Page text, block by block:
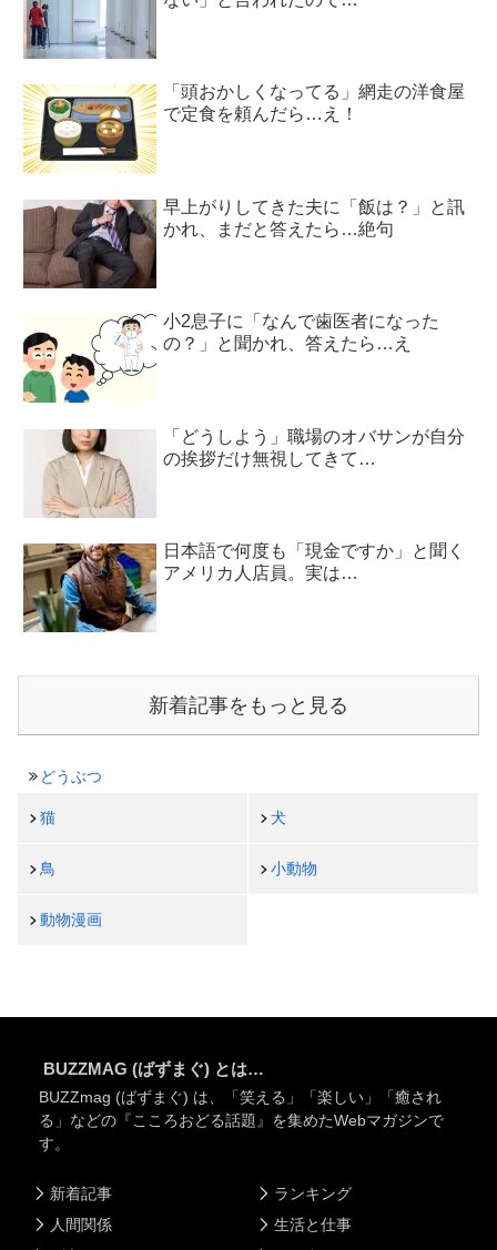
「頭おかしくなってる」網走の洋食屋
で定食を頼んだら…え！
早上がりしてきた夫に「飯は？」と訊
かれ、まだと答えたら…絶句
小2息子に「なんで歯医者になった
の？」と聞かれ、答えたら…え
「どうしよう」職場のオバサンが自分
の挨拶だけ無視してきて…
日本語で何度も「現金ですか」と聞く
アメリカ人店員。実は…
新着記事をもっと見る
どうぶつ
猫 犬
鳥 小動物
動物漫画
BUZZMAG (ばずまぐ) とは…
BUZZmag (ばずまぐ) は、「笑える」「楽しい」「癒され
る」などの『こころおどる話題』を集めたWebマガジンで
す。
新着記事
人間関係
ランキング
生活と仕事